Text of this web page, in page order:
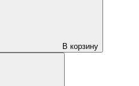
В корзину